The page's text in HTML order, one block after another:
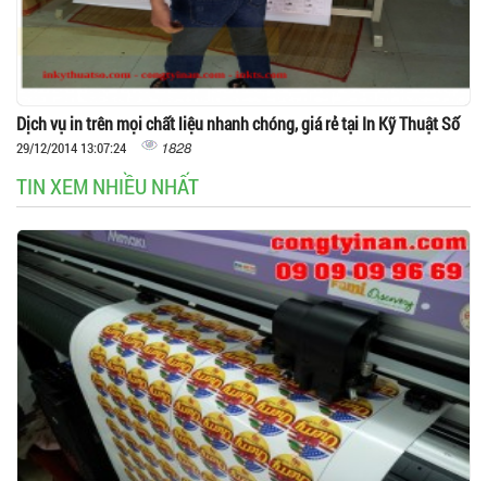
Dịch vụ in trên mọi chất liệu nhanh chóng, giá rẻ tại In Kỹ Thuật Số
29/12/2014 13:07:24 1828
TIN XEM NHIỀU NHẤT